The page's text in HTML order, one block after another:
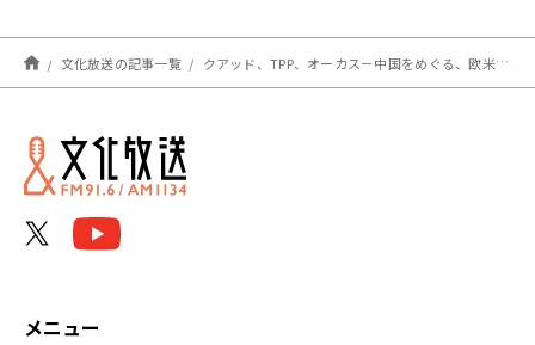
ャパン極」
文化放送の記事一覧 クアッド、TPP、オーカス－中国をめぐる、欧米、環太平洋諸国の思惑は？～9月23日 斉藤一美ニュースワイドSAKIDORI!
メニュー